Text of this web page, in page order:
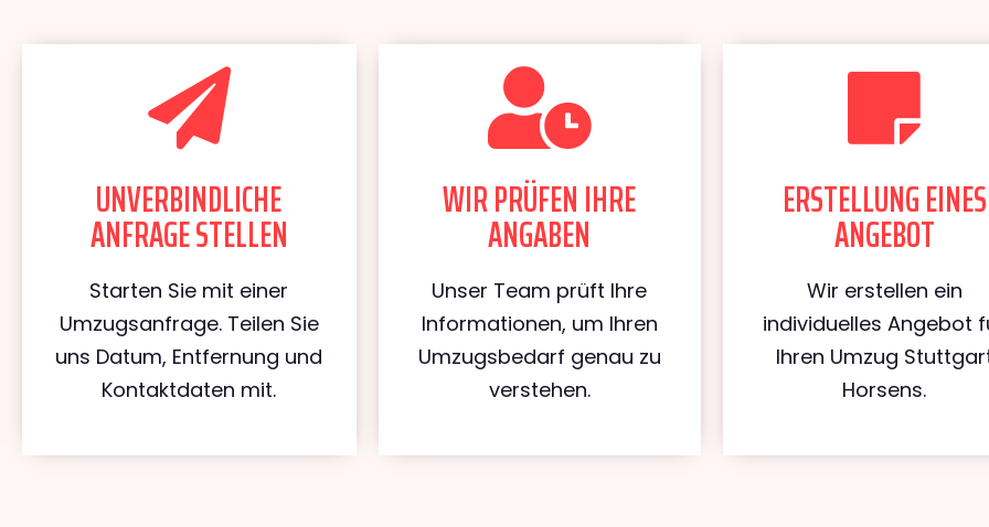
UNVERBINDLICHE
ANFRAGE STELLEN
Starten Sie mit einer
Umzugsanfrage. Teilen Sie
uns Datum, Entfernung und
Kontaktdaten mit.
WIR PRÜFEN IHRE
ANGABEN
Unser Team prüft Ihre
Informationen, um Ihren
Umzugsbedarf genau zu
verstehen.
ERSTELLUNG EINES
ANGEBOT
Wir erstellen ein
individuelles Angebot
Ihren Umzug
Horsens.